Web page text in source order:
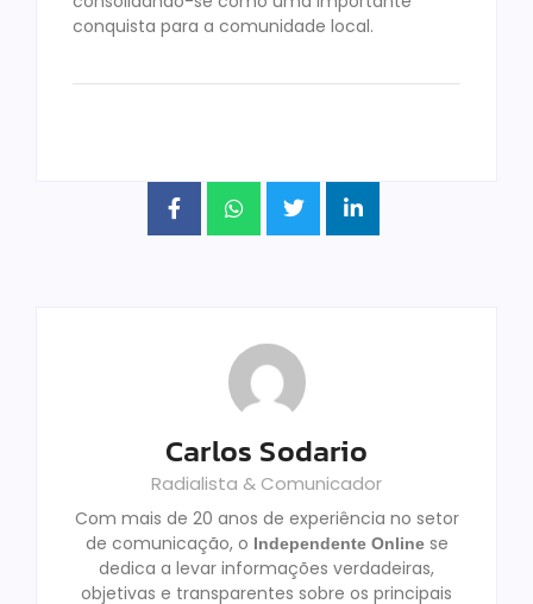
conquista para a comunidade local.
Carlos Sodario
Radialista & Comunicador
Com mais de 20 anos de experiência no setor
de comunicação, o Independente Onlinese
dedica a levar informações verdadeiras,
objetivas e transparentes sobre os principais